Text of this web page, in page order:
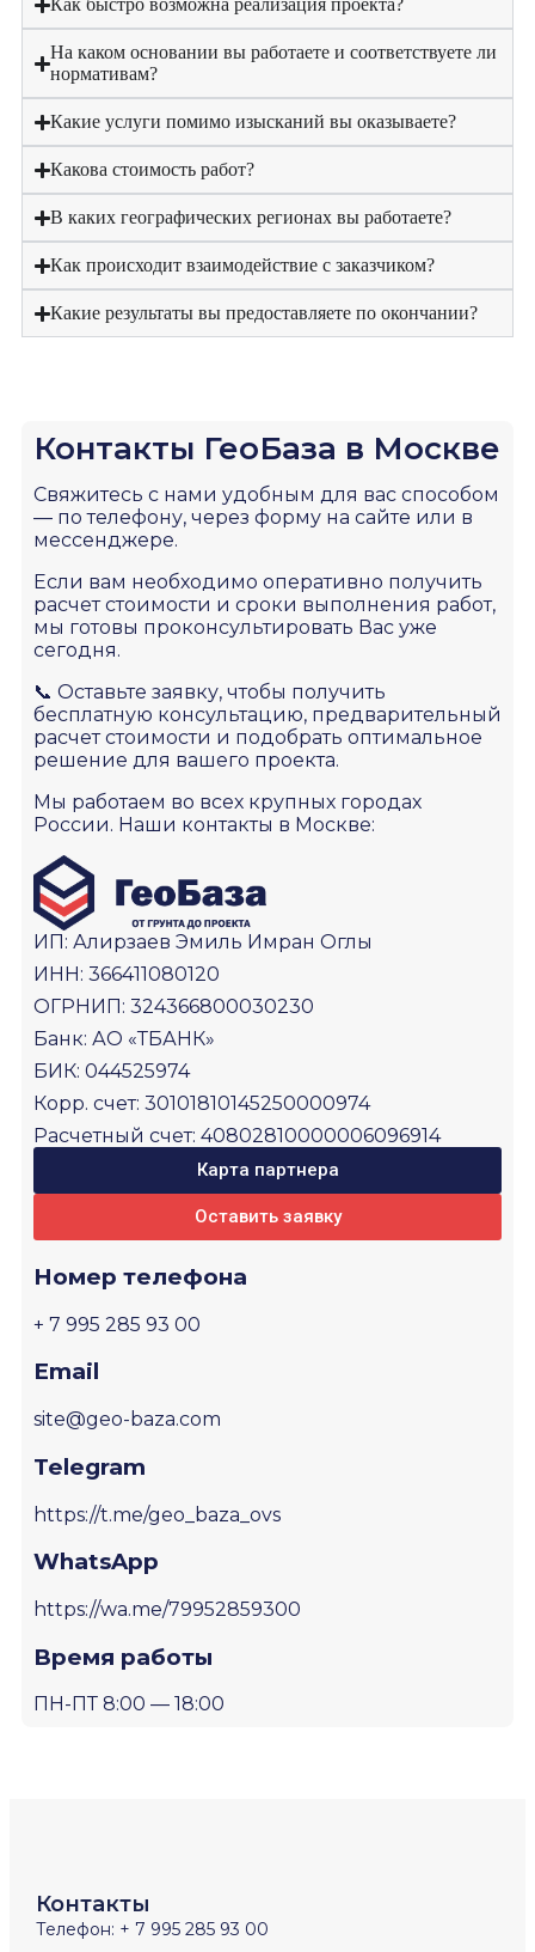
Как быстро возможна реализация проекта?
На каком основании вы работаете и соответствуете ли
нормативам?
Какие услуги помимо изысканий вы оказываете?
Какова стоимость работ?
В каких географических регионах вы работаете?
Как происходит взаимодействие с заказчиком?
Какие результаты вы предоставляете по окончании?
Контакты ГеоБаза в Москве
Свяжитесь с нами удобным для вас способом
— по телефону, через форму на сайте или в
мессенджере.
Если вам необходимо оперативно получить
расчет стоимости и сроки выполнения работ,
мы готовы проконсультировать Вас уже
сегодня.
📞 Оставьте заявку, чтобы получить
бесплатную консультацию, предварительный
расчет стоимости и подобрать оптимальное
решение для вашего проекта.
Мы работаем во всех крупных городах
России. Наши контакты в Москве:
Номер телефона
+ 7 995 285 93 00
Email
site@geo-baza.com
Telegram
https://t.me/geo_baza_ovs
WhatsApp
https://wa.me/79952859300
Время работы
ПН-ПТ 8:00 — 18:00
ИП: Алирзаев Эмиль Имран Оглы
ИНН: 366411080120
ОГРНИП: 324366800030230
Банк: АО «ТБАНК»
БИК: 044525974
Корр. счет: 30101810145250000974
Расчетный счет: 40802810000006096914
Карта партнера
Оставить заявку
Контакты
Телефон: + 7 995 285 93 00